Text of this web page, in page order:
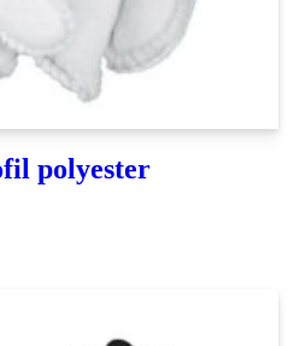
polyester